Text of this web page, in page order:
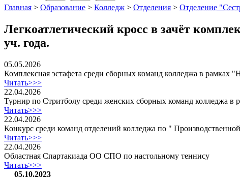
Главная > Образование > Колледж > Отделения > Отделение
Легкоатлетический кросс в зачёт
уч. года.
05.05.2026
Комплексная эстафета среди сборных команд колледжа в рамках
Читать>>>
22.04.2026
Турнир по Стритболу среди женских сборных команд колледжа в
Читать>>>
22.04.2026
Конкурс среди команд отделений колледжа по "
Читать>>>
22.04.2026
Областная Спартакиада ОО СПО по настольному теннису
Читать>>>
05.10.2023